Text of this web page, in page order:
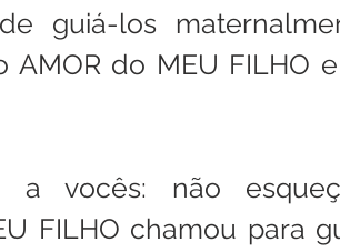
guiá-los
AMOR do MEU FILHO
a vocês: não
FILHO chamou para